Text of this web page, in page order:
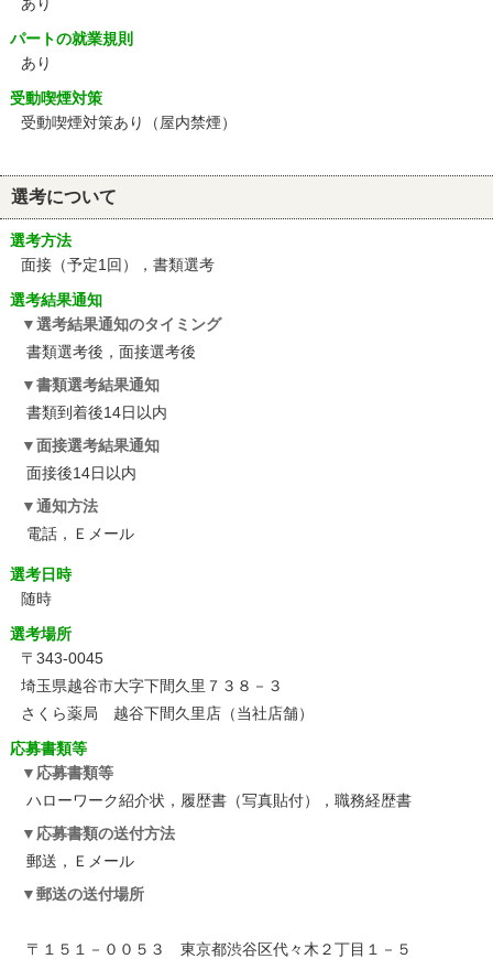
パートの就業規則
あり
受動喫煙対策
受動喫煙対策あり（屋内禁煙）
選考について
選考方法
面接（予定1回），書類選考
選考結果通知
選考結果通知のタイミング
書類選考後，面接選考後
書類選考結果通知
書類到着後14日以内
面接選考結果通知
面接後14日以内
通知方法
電話，Ｅメール
選考日時
随時
選考場所
〒343-0045
埼玉県越谷市大字下間久里７３８－３
さくら薬局 越谷下間久里店（当社店舗）
応募書類等
応募書類等
ハローワーク紹介状，履歴書（写真貼付），職務経歴書
応募書類の送付方法
郵送，Ｅメール
郵送の送付場所
〒１５１－００５３ 東京都渋谷区代々木２丁目１－５